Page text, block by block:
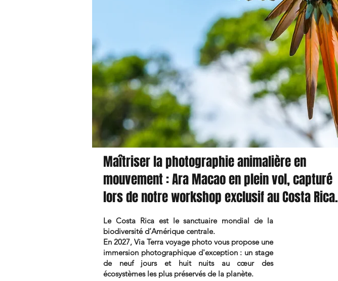
Maîtriser la photographie animalière en
mouvement : Ara Macao en plein vol, capturé
lors de notre workshop exclusif au Costa Rica.
Le Costa Rica est le sanctuaire mondial de la
biodiversité d’Amérique centrale.
En 2027, Via Terra voyage photo vous propose une
immersion photographique d'exception : un stage
de neuf jours et huit nuits au cœur des
écosystèmes les plus préservés de la planète.